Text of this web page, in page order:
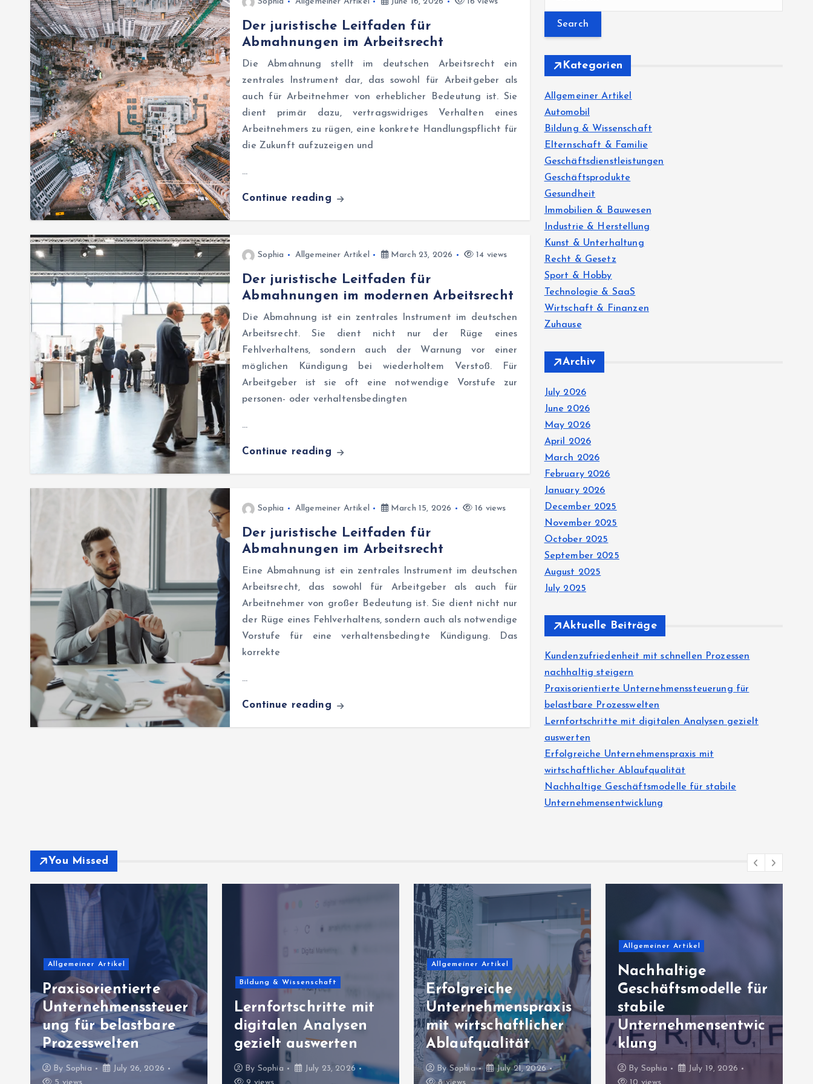
Der juristische Leitfaden für
Abmahnungen im Arbeitsrecht
Die Abmahnung stellt im deutschen Arbeitsrecht ein
zentrales Instrument dar, das sowohl für Arbeitgeber als
auch für Arbeitnehmer von erheblicher Bedeutung ist. Sie
dient primär dazu, vertragswidriges Verhalten eines
Arbeitnehmers zu rügen, eine konkrete Handlungspflicht für
die Zukunft aufzuzeigen und
…
Continue reading
Sophia Allgemeiner Artikel March 23, 2026 14 views
Der juristische Leitfaden für
Abmahnungen im modernen Arbeitsrecht
Die Abmahnung ist ein zentrales Instrument im deutschen
Arbeitsrecht. Sie dient nicht nur der Rüge eines
Fehlverhaltens, sondern auch der Warnung vor einer
möglichen Kündigung bei wiederholtem Verstoß. Für
Arbeitgeber ist sie oft eine notwendige Vorstufe zur
personen- oder verhaltensbedingten
…
Continue reading
Sophia Allgemeiner Artikel March 15, 2026 16 views
Der juristische Leitfaden für
Abmahnungen im Arbeitsrecht
Eine Abmahnung ist ein zentrales Instrument im deutschen
Arbeitsrecht, das sowohl für Arbeitgeber als auch für
Arbeitnehmer von großer Bedeutung ist. Sie dient nicht nur
der Rüge eines Fehlverhaltens, sondern auch als notwendige
Vorstufe für eine verhaltensbedingte Kündigung. Das
korrekte
…
Continue reading
r
c
o
r
:
Kategorien
Allgemeiner Artikel
Automobil
Bildung & Wissenschaft
Elternschaft & Familie
Geschäftsdienstleistungen
Geschäftsprodukte
Gesundheit
Immobilien & Bauwesen
Industrie & Herstellung
Kunst & Unterhaltung
Recht & Gesetz
Sport & Hobby
Technologie & SaaS
Wirtschaft & Finanzen
Zuhause
Archiv
July 2026
June 2026
May 2026
April 2026
March 2026
February 2026
January 2026
December 2025
November 2025
October 2025
September 2025
August 2025
July 2025
Aktuelle Beiträge
Kundenzufriedenheit mit schnellen Prozessen
nachhaltig steigern
Praxisorientierte Unternehmenssteuerung für
belastbare Prozesswelten
Lernfortschritte mit digitalen Analysen gezielt
auswerten
Erfolgreiche Unternehmenspraxis mit
wirtschaftlicher Ablaufqualität
Nachhaltige Geschäftsmodelle für stabile
Unternehmensentwicklung
You Missed
Allgemeiner Artikel
Praxisorientierte
Unternehmenssteuer
ung für belastbare
Prozesswelten
By Sophia
July 26, 2026
Bildung & Wissenschaft
Lernfortschritte mit
digitalen Analysen
gezielt auswerten
By Sophia
July 23, 2026
Allgemeiner Artikel
Erfolgreiche
Unternehmenspraxis
mit wirtschaftlicher
Ablaufqualität
BySophia
July 21, 2026
Allgemeiner Artikel
Nachhaltige
Geschäftsmodelle für
stabile
Unternehmensentwic
klung
By Sophia
July 19, 2026